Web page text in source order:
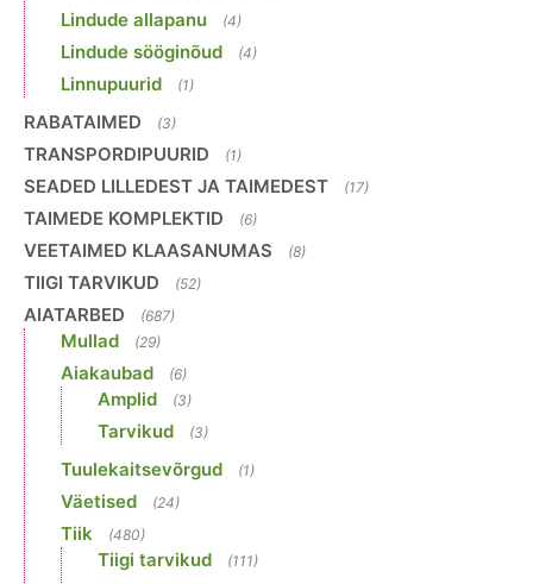
Lindude allapanu (4)
Lindude sööginõud (4)
Linnupuurid (1)
RABATAIMED (3)
TRANSPORDIPUURID (1)
SEADED LILLEDEST JA TAIMEDEST (17)
TAIMEDE KOMPLEKTID (6)
VEETAIMED KLAASANUMAS (8)
TIIGI TARVIKUD (52)
AIATARBED (687)
Mullad (29)
Aiakaubad (6)
Amplid (3)
Tarvikud (3)
Tuulekaitsevõrgud (1)
Väetised (24)
Tiik (480)
Tiigi tarvikud (111)